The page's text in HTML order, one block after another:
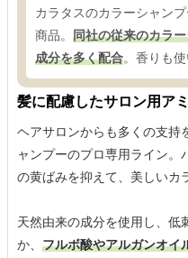
カラタスのカラーシャン
商品。 同社の従来のカラ
成分を多く配合。香りも
髪に配慮したサロン用ア
ヘアサロンからも多くの支持
ャンプーのプロ専用ライン。
の黄ばみを抑えて、美しいカ
天然由来の成分を使用し、低
か、 フルボ酸やアルガンオイ